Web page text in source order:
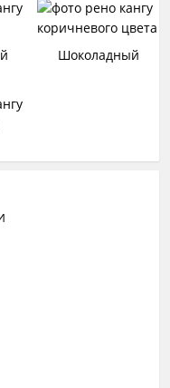
Шоколадный